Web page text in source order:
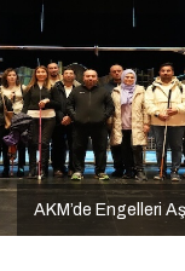
AKM’de Engelleri